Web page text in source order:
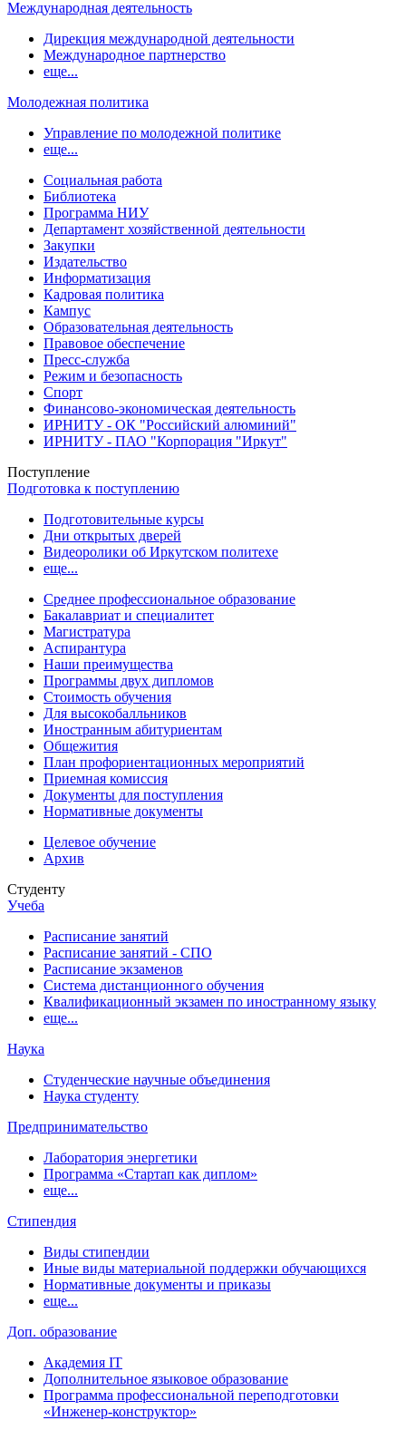
Международная деятельность
Дирекция международной деятельности
Международное партнерство
еще...
Молодежная политика
Управление по молодежной политике
еще...
Социальная работа
Библиотека
Программа НИУ
Департамент хозяйственной деятельности
Закупки
Издательство
Информатизация
Кадровая политика
Кампус
Образовательная деятельность
Правовое обеспечение
Пресс-служба
Режим и безопасность
Спорт
Финансово-экономическая деятельность
ИРНИТУ - ОК "Российский алюминий"
ИРНИТУ - ПАО "Корпорация "Иркут"
Поступление
Подготовка к поступлению
Подготовительные курсы
Дни открытых дверей
Видеоролики об Иркутском политехе
еще...
Cреднее профессиональное образование
Бакалавриат и специалитет
Магистратура
Аспирантура
Наши преимущества
Программы двух дипломов
Стоимость обучения
Для высокобалльников
Иностранным абитуриентам
Общежития
План профориентационных мероприятий
Приемная комиссия
Документы для поступления
Нормативные документы
Целевое обучение
Архив
Студенту
Учеба
Расписание занятий
Расписание занятий - СПО
Расписание экзаменов
Система дистанционного обучения
Квалификационный экзамен по иностранному языку
еще...
Наука
Студенческие научные объединения
Наука студенту
Предпринимательство
Лаборатория энергетики
Программа «Стартап как диплом»
еще...
Стипендия
Виды стипендии
Иные виды материальной поддержки обучающихся
Нормативные документы и приказы
еще...
Доп. образование
Академия IT
Дополнительное языковое образование
Программа профессиональной переподготовки
«Инженер-конструктор»